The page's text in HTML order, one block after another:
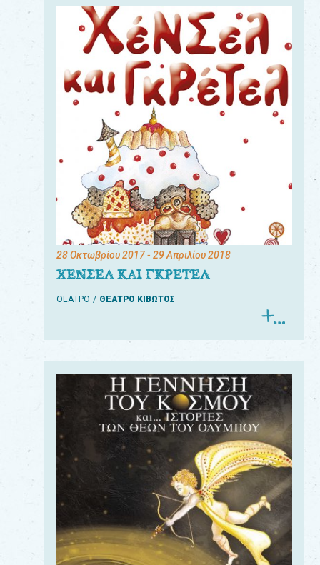
28 Οκτωβρίου 2017- 29 Απριλίου 2018
ΧΕΝΣΕΛ ΚΑΙ ΓΚΡΕΤΕΛ
ΘΕΑΤΡΟ ΘΕΑΤΡΟ ΚΙΒΩΤΟΣ